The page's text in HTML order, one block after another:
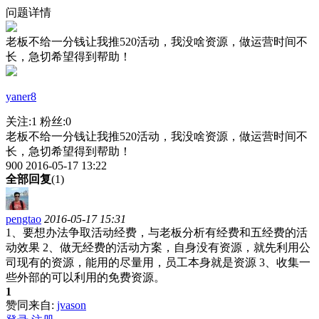
问题详情
老板不给一分钱让我推520活动，我没啥资源，做运营时间不
长，急切希望得到帮助！
yaner8
关注:1 粉丝:0
老板不给一分钱让我推520活动，我没啥资源，做运营时间不
长，急切希望得到帮助！
900 2016-05-17 13:22
全部回复(1)
pengtao 2016-05-17 15:31
1、要想办法争取活动经费，与老板分析有经费和五经费的活
动效果 2、做无经费的活动方案，自身没有资源，就先利用公
司现有的资源，能用的尽量用，员工本身就是资源 3、收集一
些外部的可以利用的免费资源。
1
赞同来自: jvason